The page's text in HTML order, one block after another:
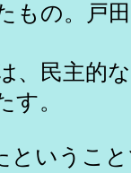
。戸田
主的な
す。
というこ